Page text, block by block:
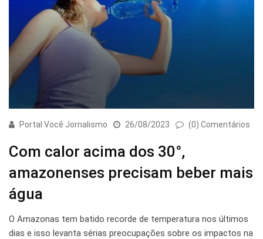
Portal Você Jornalismo 26/08/2023 (0) Comentários
Com calor acima dos 30°,
amazonenses precisam beber mais
água
O Amazonas tem batido recorde de temperatura nos últimos
dias e isso levanta sérias preocupações sobre os impactos na